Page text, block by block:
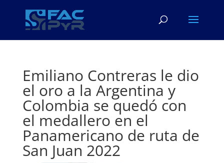
Emiliano Contreras le dio
el oro a la Argentina y
Colombia se quedó con
el medallero en el
Panamericano de ruta de
San Juan 2022